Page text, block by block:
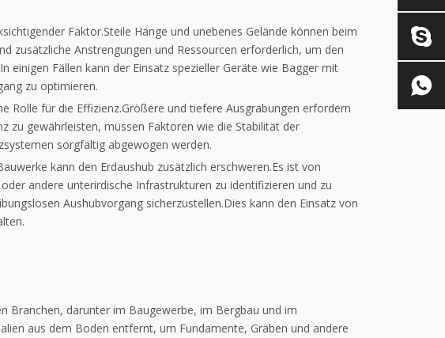
Faktor.Steile Hänge und unebenes Gelände können beim
zusätzliche Anstrengungen und Ressourcen erforderlich, um den
einigen Fällen kann der Einsatz spezieller Geräte wie Bagger mit
zu optimieren.
Rolle für die Effizienz.Größere und tiefere Ausgrabungen erfordern
zu gewährleisten, müssen Faktoren wie die Stabilität der
sorgfältig abgewogen werden.
kann den Erdaushub zusätzlich erschweren.Es ist von
andere unterirdische Infrastrukturen zu identifizieren und zu
Aushubvorgang sicherzustellen.Dies kann den Einsatz von
Branchen, darunter im Baugewerbe, im Bergbau und im
aus dem Boden entfernt, um Fundamente, Gräben und andere